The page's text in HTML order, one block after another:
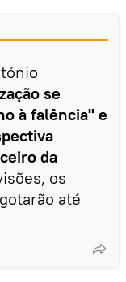
se
à falência" e
da
os
até